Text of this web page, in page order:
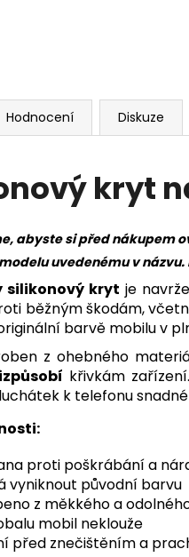
Hodnocení Diskuze
kryt
abyste si před nákupem
uvedenému v
silikonový kryt je
běžným škodám,
barvě mobilu v
z ohebného
křivkám
k telefonu
proti poškrábání a
vyniknout původní barvu
z měkkého a
mobil neklouže
před znečištěním a